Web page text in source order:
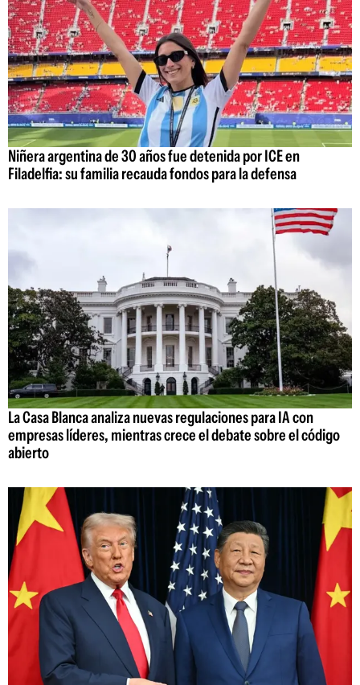
Niñera argentina de 30 años fue detenida por ICE en
Filadelfia: su familia recauda fondos para la defensa
La Casa Blanca analiza nuevas regulaciones para IA con
empresas líderes, mientras crece el debate sobre el código
abierto